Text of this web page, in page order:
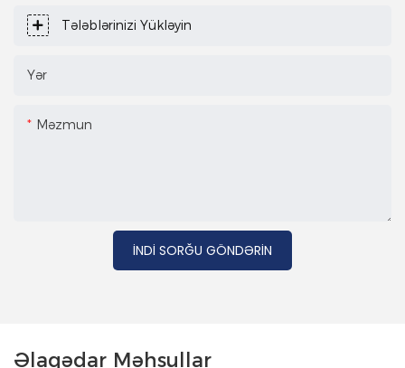
Tələblərinizi Yükləyin
Yər
Məzmun
İNDI SORĞU GÖNDƏRIN
Əlaqədar Məhsullar